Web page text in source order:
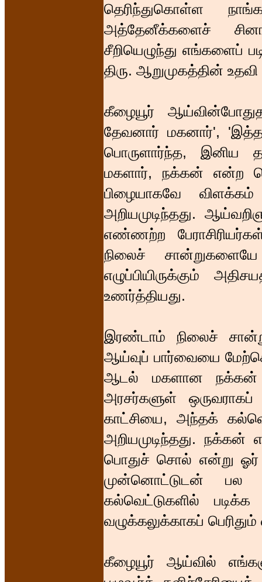
தெரிந்துகொள்ள
அத்தேனீக்களைச்
சீறியெழுந்து எங்களைப்
திரு. ஆறுமுகத்தின்
கீழையூர்
தேவனார் மகனார்',
பொருளார்ந்த, இனிய
மகளார், நக்கன் என்ற
பிழையாகவே
அறியமுடிந்தது.
எண்ணற்ற
நிலைச்
எழுப்பியிருக்கும்
உணர்த்தியது.
இரண்டாம் நிலைச்
ஆய்வுப் பார்வையை
ஆடல் மகளான நக்கன்
அரசர்களுள் ஒருவராகப்
காட்சியை, அந்தக்
அறியமுடிந்தது. நக்கன்
பொதுச் சொல் என்று
முன்னொட்டுடன்
கல்வெட்டுகளில் படிக்க
வழுக்கலுக்காகப்
கீழையூர் ஆய்வில்